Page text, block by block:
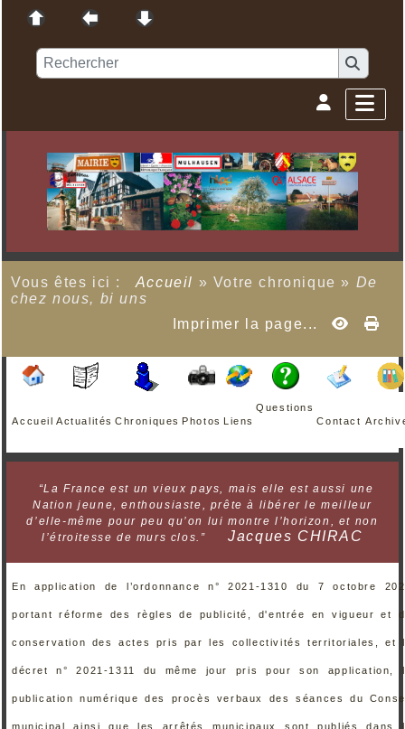
Vous êtes ici : Accueil » Votre chronique » De
chez nous, bi uns
Imprimer la page...
Accueil Actualités Chroniques Photos Liens
Questions
Contact
“La France est un vieux pays, mais elle est aussi une
Nation jeune, enthousiaste, prête à libérer le meilleur
d’elle-même pour peu qu’on lui montre l’horizon, et non
l’étroitesse de murs clos.”
Jacques CHIRAC
En application de l’ordonnance n° 2021-1310 du 7 octobre
portant réforme des règles de publicité, d'entrée en vigueur et
conservation des actes pris par les collectivités territoriales, et
décret n° 2021-1311 du même jour pris pour son application,
publication numérique des procès verbaux des séances du
municipal ainsi que les arrêtés municipaux sont publiés dans